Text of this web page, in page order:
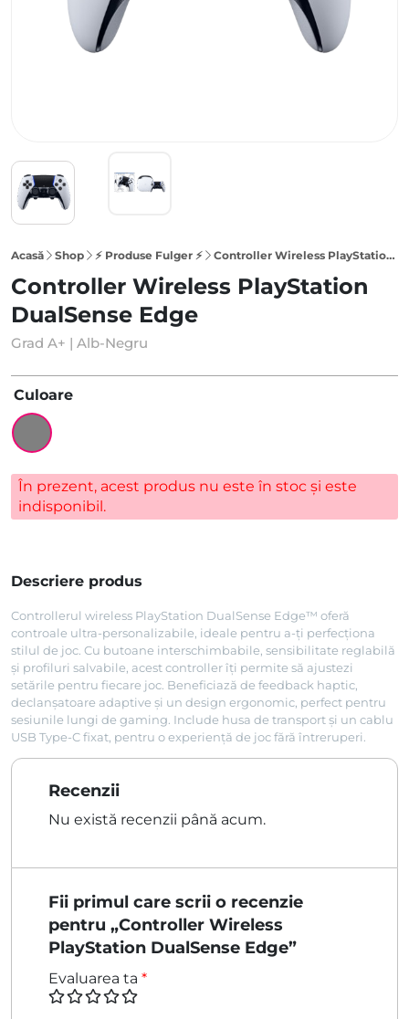
Acasă Shop ⚡ Produse Fulger ⚡ Controller Wireless PlayStation DualSense Edge
Controller Wireless PlayStation
DualSense Edge
Grad A+ | Alb-Negru
Culoare
În prezent, acest produs nu este în stoc și este
indisponibil.
Descriere produs
Controllerul wireless PlayStation DualSense Edge™ oferă
controale ultra-personalizabile, ideale pentru a-ți perfecționa
stilul de joc. Cu butoane interschimbabile, sensibilitate reglabilă
și profiluri salvabile, acest controller îți permite să ajustezi
setările pentru fiecare joc. Beneficiază de feedback haptic,
declanșatoare adaptive și un design ergonomic, perfect pentru
sesiunile lungi de gaming. Include husa de transport și un cablu
USB Type-C fixat, pentru o experiență de joc fără întreruperi.
Recenzii
Nu există recenzii până acum.
Fii primul care scrii o recenzie
pentru „Controller Wireless
PlayStation DualSense Edge”
Evaluarea ta *